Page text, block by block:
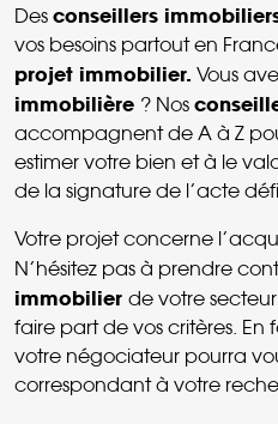
Des conseillers
vos besoins partout en
projet immobilier. Vous
immobilière ? Nos
accompagnent de A à Z
estimer votre bien et à le
de la signature de l’acte
Votre projet concerne
N’hésitez pas à prendre
immobilier de votre
faire part de vos critères. En
votre négociateur pourra
correspondant à votre